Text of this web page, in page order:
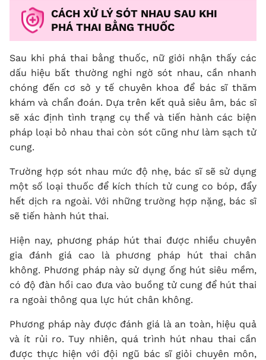
CÁCH XỬ LÝ SÓT NHAU SAU KHI
PHÁ THAI BẰNG THUỐC
Sau khi phá thai bằng thuốc, nữ giới nhận thấy các
dấu hiệu bất thường nghi ngờ sót nhau, cần nhanh
chóng đến cơ sở y tế chuyên khoa để bác sĩ thăm
khám và chẩn đoán. Dựa trên kết quả siêu âm, bác sĩ
sẽ xác định tình trạng cụ thể và tiến hành các biện
pháp loại bỏ nhau thai còn sót cũng như làm sạch tử
cung.
Trường hợp sót nhau mức độ nhẹ, bác sĩ sẽ sử dụng
một số loại thuốc để kích thích tử cung co bóp, đẩy
hết dịch ra ngoài. Với những trường hợp nặng, bác sĩ
sẽ tiến hành hút thai.
Hiện nay, phương pháp hút thai được nhiều chuyên
gia đánh giá cao là phương pháp hút thai chân
không. Phương pháp này sử dụng ống hút siêu mềm,
có độ đàn hồi cao đưa vào buồng tử cung để hút thai
ra ngoài thông qua lực hút chân không.
Phương pháp này được đánh giá là an toàn, hiệu quả
và ít rủi ro. Tuy nhiên, quá trình hút nhau thai cần
được thực hiện với đội ngũ bác sĩ giỏi chuyên môn,